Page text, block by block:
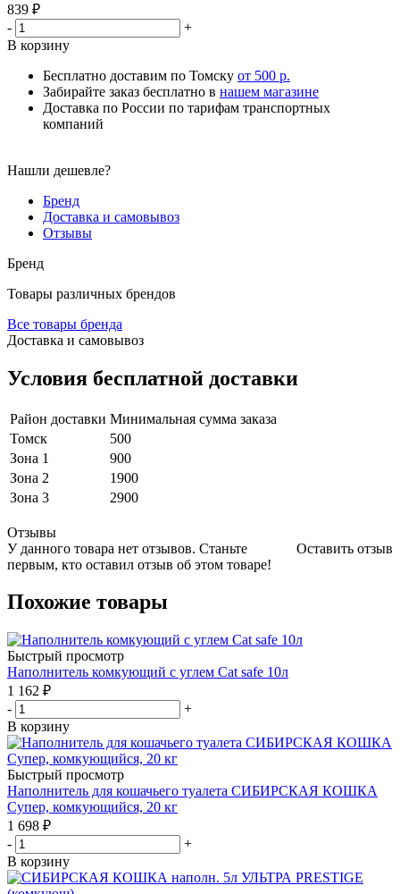
839 ₽
-
+
В корзину
Бесплатно доставим по Томску от 500 р.
Забирайте заказ бесплатно в нашем магазине
Доставка по России по тарифам транспортных
компаний
Нашли дешевле?
Бренд
Доставка и самовывоз
Отзывы
Бренд
Товары различных брендов
Все товары бренда
Доставка и самовывоз
Условия бесплатной доставки
Район доставки Минимальная сумма заказа
Томск
500
Зона 1
900
Зона 2
1900
Зона 3
2900
Отзывы
Оставить отзыв
У данного товара нет отзывов. Станьте
первым, кто оставил отзыв об этом товаре!
Похожие товары
Быстрый просмотр
Наполнитель комкующий с углем Cat safe 10л
1 162 ₽
-
+
В корзину
Быстрый просмотр
Наполнитель для кошачьего туалета СИБИРСКАЯ КОШКА
Супер, комкующийся, 20 кг
1 698 ₽
-
+
В корзину